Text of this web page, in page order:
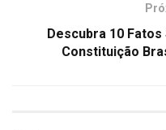
Descubra 10
Constituição